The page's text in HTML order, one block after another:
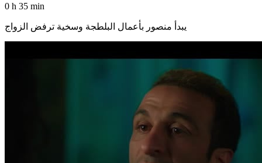
0 h 35 min
يبدأ منصور بأعمال البلطجة وسخية ترفض الزواج